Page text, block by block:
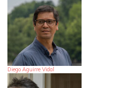
Diego Aguirre Vidal